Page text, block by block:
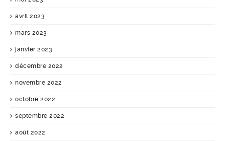
avril 2023
mars 2023
janvier 2023
décembre 2022
novembre 2022
octobre 2022
septembre 2022
août 2022